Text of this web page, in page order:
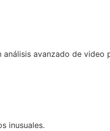
avanzado de
inusuales.